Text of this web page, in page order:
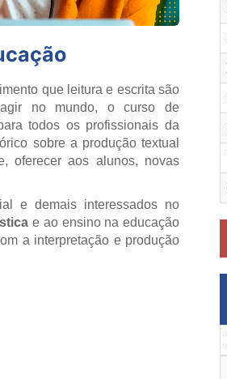
que leitura e escrita são
no mundo, o curso de
todos os profissionais da
sobre a produção textual
oferecer aos alunos, novas
e demais interessados no
e ao ensino na educação
a interpretação e produção